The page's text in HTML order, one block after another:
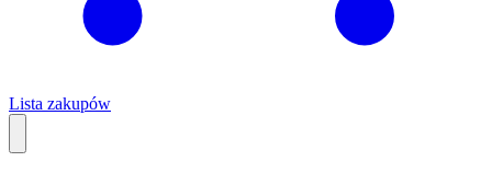
Lista zakupów